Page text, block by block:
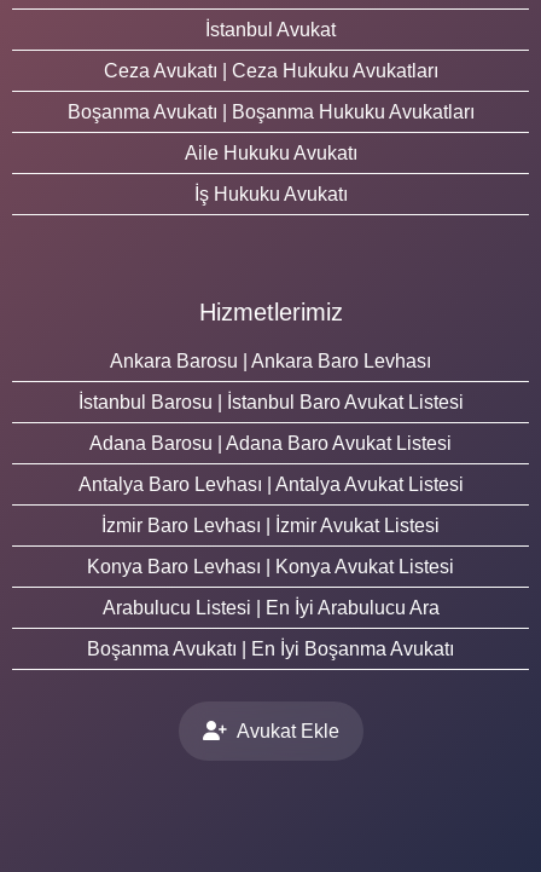
İstanbul Avukat
Ceza Avukatı | Ceza Hukuku Avukatları
Boşanma Avukatı | Boşanma Hukuku Avukatları
Aile Hukuku Avukatı
İş Hukuku Avukatı
Hizmetlerimiz
Ankara Barosu | Ankara Baro Levhası
İstanbul Barosu | İstanbul Baro Avukat Listesi
Adana Barosu | Adana Baro Avukat Listesi
Antalya Baro Levhası | Antalya Avukat Listesi
İzmir Baro Levhası | İzmir Avukat Listesi
Konya Baro Levhası | Konya Avukat Listesi
Arabulucu Listesi | En İyi Arabulucu Ara
Boşanma Avukatı | En İyi Boşanma Avukatı
Avukat Ekle